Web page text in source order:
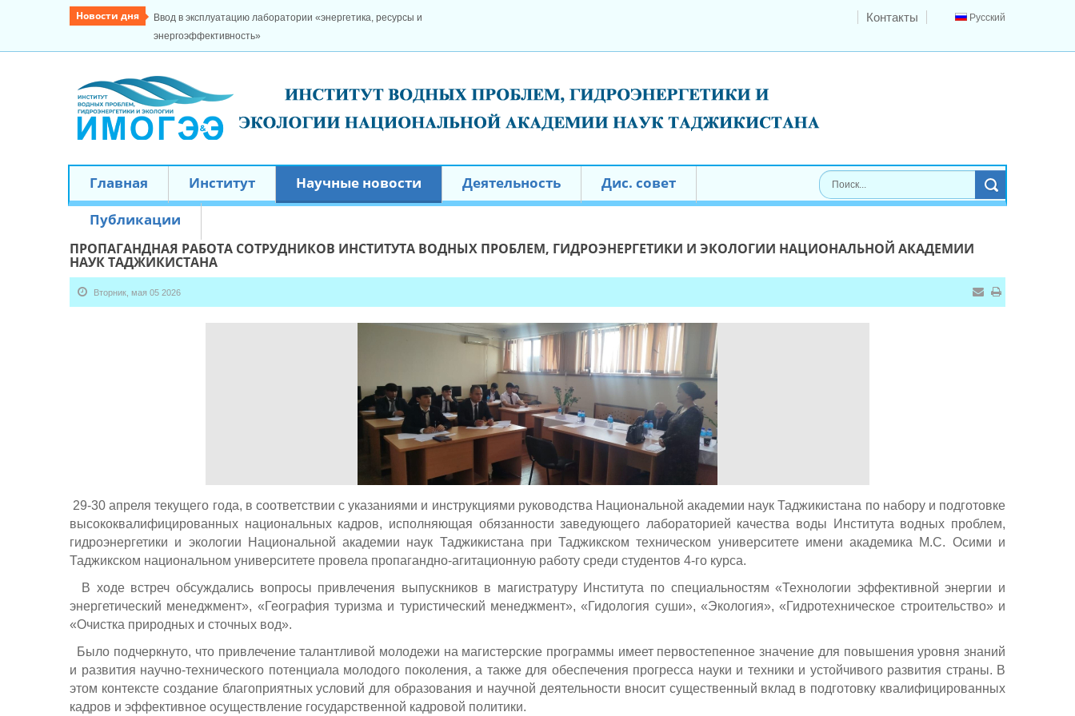
Новости дня
Ввод в эксплуатацию лаборатории «энергетика, ресурсы и
энергоэффективность»
Русский
Контакты
Главная Институт Научные новости Деятельность
Дис. совет
Публикации
ПРОПАГАНДНАЯ РАБОТА СОТРУДНИКОВ ИНСТИТУТА ВОДНЫХ ПРОБЛЕМ, ГИДРОЭНЕРГЕТИКИ И ЭКОЛОГИИ НАЦИОНАЛЬНОЙ АКАДЕМИИ
НАУК ТАДЖИКИСТАНА
Вторник, мая 05 2026
29-30 апреля текущего года, в соответствии с указаниями и инструкциями руководства Национальной академии наук Таджикистана по набору и подготовке
высококвалифицированных национальных кадров, исполняющая обязанности заведующего лабораторией качества воды Института водных проблем,
гидроэнергетики и экологии Национальной академии наук Таджикистана при Таджикском техническом университете имени академика М.С. Осими и
Таджикском национальном университете провела пропагандно-агитационную работу среди студентов 4-го курса.
В ходе встреч обсуждались вопросы привлечения выпускников в магистратуру Института по специальностям «Технологии эффективной энергии и
энергетический менеджмент», «География туризма и туристический менеджмент», «Гидология суши», «Экология», «Гидротехническое строительство» и
«Очистка природных и сточных вод».
Было подчеркнуто, что привлечение талантливой молодежи на магистерские программы имеет первостепенное значение для повышения уровня знаний
и развития научно-технического потенциала молодого поколения, а также для обеспечения прогресса науки и техники и устойчивого развития страны. В
этом контексте создание благоприятных условий для образования и научной деятельности вносит существенный вклад в подготовку квалифицированных
кадров и эффективное осуществление государственной кадровой политики.